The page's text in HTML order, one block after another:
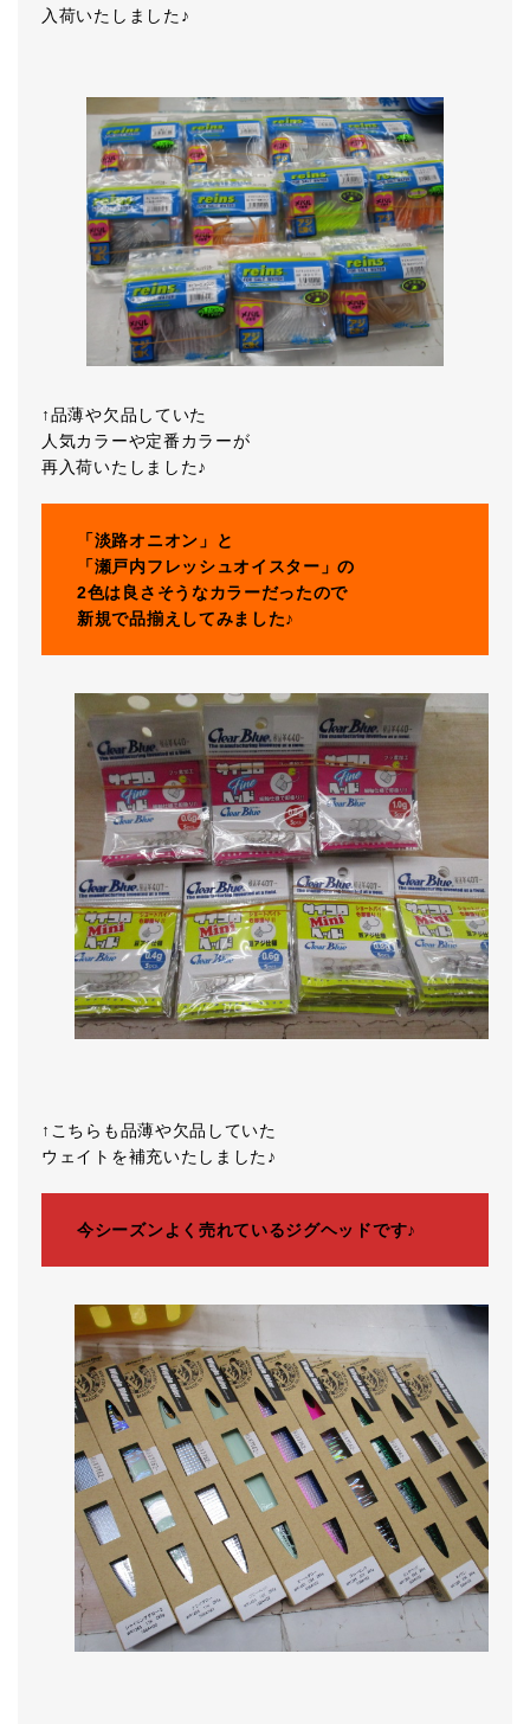
入荷いたしました♪
↑品薄や欠品していた
人気カラーや定番カラーが
再入荷いたしました♪
「淡路オニオン」と
「瀬戸内フレッシュオイスター」の
2色は良さそうなカラーだったので
新規で品揃えしてみました♪
↑こちらも品薄や欠品していた
ウェイトを補充いたしました♪
今シーズンよく売れているジグヘッドです♪